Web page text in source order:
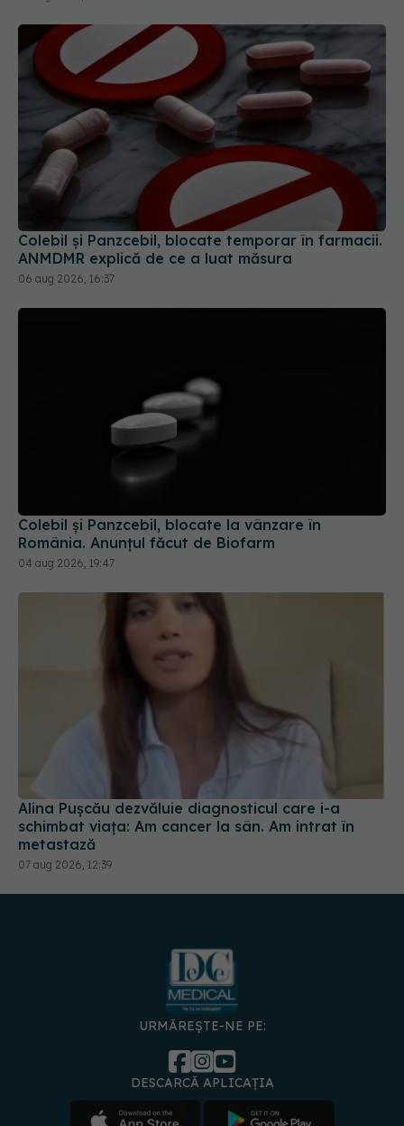
Colebil și Panzcebil, blocate temporar în farmacii.
ANMDMR explică de ce a luat măsura
06 aug 2026, 16:37
Colebil și Panzcebil, blocate la vânzare în
România. Anunțul făcut de Biofarm
04 aug 2026, 19:47
Alina Pușcău dezvăluie diagnosticul care i-a
schimbat viața: Am cancer la sân. Am intrat în
metastază
07 aug 2026, 12:39
URMĂREȘTE-NE PE:
DESCARCĂ APLICAȚIA